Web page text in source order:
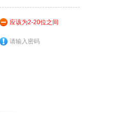
应该为2-20位之间
请输入密码